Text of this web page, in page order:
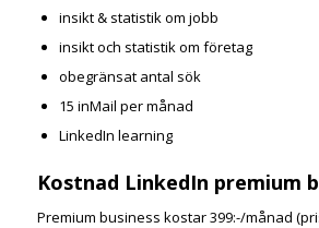
insikt & statistik om jobb
insikt och statistik om företag
obegränsat antal sök
15 inMail per månad
LinkedIn learning
Kostnad LinkedIn premium
Premium business kostar 399:-/månad